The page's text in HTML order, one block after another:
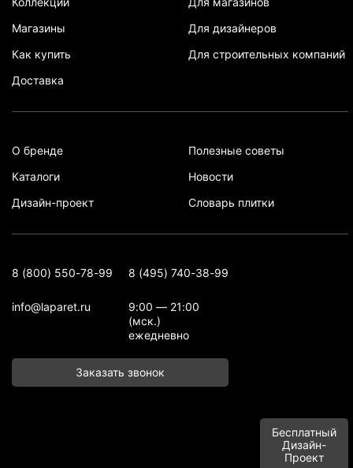
Магазины
Как купить
Доставка
Для дизайнеров
Для строительных компаний
О бренде
Каталоги
Дизайн-проект
Полезные советы
Новости
Словарь плитки
8 (800) 550-78-99 8 (495) 740-38-99
info@laparet.ru
9:00 — 21:00
(мск.)
ежедневно
Заказать звонок
Бесплатный
Дизайн-
Проект